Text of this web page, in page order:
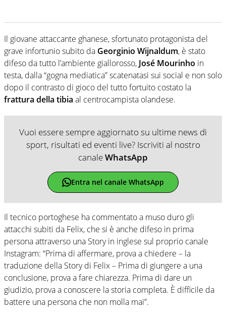
Il giovane attaccante ghanese, sfortunato protagonista del
grave infortunio subito da Georginio Wijnaldum, è stato
difeso da tutto l’ambiente giallorosso, José Mourinho in
testa, dalla “gogna mediatica” scatenatasi sui social e non solo
dopo il contrasto di gioco del tutto fortuito costato la
frattura della tibia al centrocampista olandese.
Vuoi essere sempre aggiornato su ultime news di
sport, risultati ed eventi live? Iscriviti al nostro
canaleWhatsApp
Entra nel canale WhatsApp
Il tecnico portoghese ha commentato a muso duro gli
attacchi subiti da Felix, che si è anche difeso in prima
persona attraverso una Story in inglese sul proprio canale
Instagram: “Prima di affermare, prova a chiedere – la
traduzione della Story di Felix – Prima di giungere a una
conclusione, prova a fare chiarezza. Prima di dare un
giudizio, prova a conoscere la storia completa. È difficile da
battere una persona che non molla mai”.